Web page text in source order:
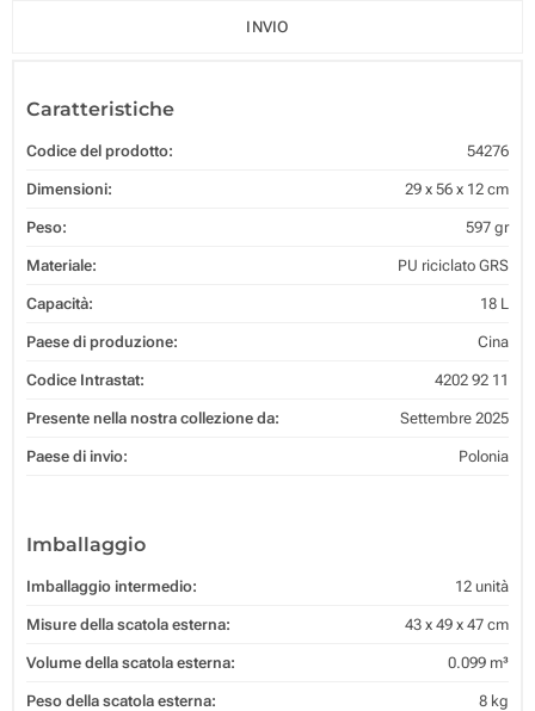
INVIO
Caratteristiche
Codice del prodotto: 54276
Dimensioni: 29 x 56 x 12 cm
Peso: 597 gr
Materiale: PU riciclato GRS
Capacità: 18 L
Paese di produzione: Cina
Codice Intrastat: 4202 92 11
Presente nella nostra collezione da: Settembre 2025
Paese di invio: Polonia
Imballaggio
Imballaggio intermedio: 12 unità
Misure della scatola esterna: 43 x 49 x 47 cm
Volume della scatola esterna: 0.099 m³
Peso della scatola esterna: 8 kg